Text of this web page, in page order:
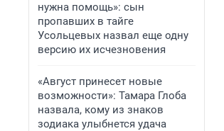
нужна помощь»: сын
пропавших в тайге
Усольцевых назвал еще одну
версию их исчезновения
«Август принесет новые
возможности»: Тамара Глоба
назвала, кому из знаков
зодиака улыбнется удача